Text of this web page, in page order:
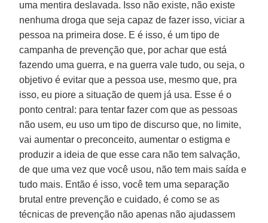
uma mentira deslavada. Isso não existe, não existe
nenhuma droga que seja capaz de fazer isso, viciar a
pessoa na primeira dose. E é isso, é um tipo de
campanha de prevenção que, por achar que está
fazendo uma guerra, e na guerra vale tudo, ou seja, o
objetivo é evitar que a pessoa use, mesmo que, pra
isso, eu piore a situação de quem já usa. Esse é o
ponto central: para tentar fazer com que as pessoas
não usem, eu uso um tipo de discurso que, no limite,
vai aumentar o preconceito, aumentar o estigma e
produzir a ideia de que esse cara não tem salvação,
de que uma vez que você usou, não tem mais saída e
tudo mais. Então é isso, você tem uma separação
brutal entre prevenção e cuidado, é como se as
técnicas de prevenção não apenas não ajudassem